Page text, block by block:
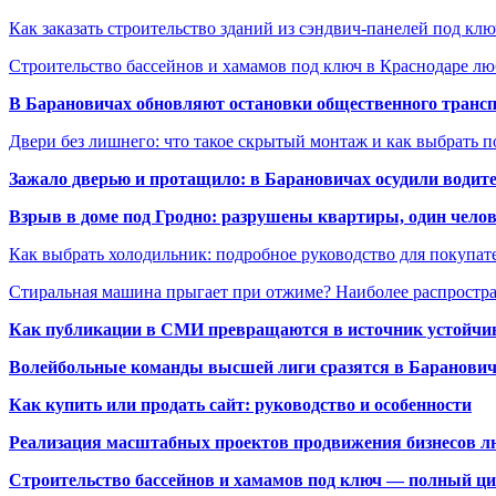
Как заказать строительство зданий из сэндвич-панелей под
Строительство бассейнов и хамамов под ключ в Краснодаре
В Барановичах обновляют остановки общественного
Двери без лишнего: что такое скрытый монтаж и как выбрать
Зажало дверью и протащило: в Барановичах осудили
Взрыв в доме под Гродно: разрушены квартиры, один
Как выбрать холодильник: подробное руководство для
Стиральная машина прыгает при отжиме? Наиболее
Как публикации в СМИ превращаются в источник
Волейбольные команды высшей лиги сразятся в
Как купить или продать сайт: руководство и особенности
Реализация масштабных проектов продвижения бизнесов
Строительство бассейнов и хамамов под ключ — полный